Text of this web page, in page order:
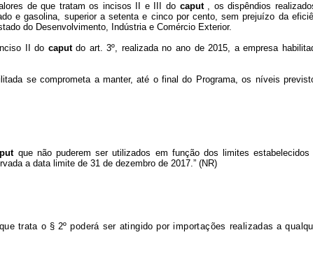
de que tratam os incisos II e III do caput , os dispêndios
e gasolina, superior a setenta e cinco por cento, sem prejuízo da
do Desenvolvimento, Indústria e Comércio Exterior.
II do caputdo art. 3º, realizada no ano de 2015, a empresa
se comprometa a manter, até o final do Programa, os níveis
que não puderem ser utilizados em função dos limites
a data limite de 31 de dezembro de 2017.” (NR)
trata o § 2º poderá ser atingido por importações realizadas a